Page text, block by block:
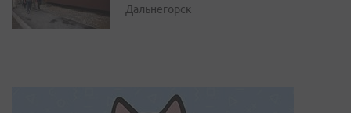
Дальнегорск